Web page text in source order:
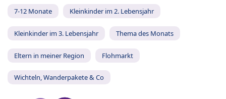
7-12 Monate Kleinkinder im 2. Lebensjahr
Kleinkinder im 3. Lebensjahr Thema des Monats
Eltern in meiner Region Flohmarkt
Wichteln, Wanderpakete & Co